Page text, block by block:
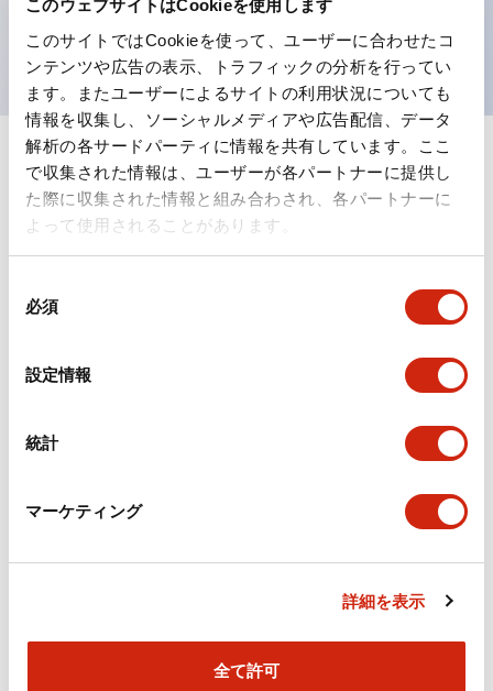
このウェブサイトはCookieを使用します
このサイトではCookieを使って、ユーザーに合わせたコ
ンテンツや広告の表示、トラフィックの分析を行ってい
ます。またユーザーによるサイトの利用状況についても
情報を収集し、ソーシャルメディアや広告配信、データ
解析の各サードパーティに情報を共有しています。ここ
で収集された情報は、ユーザーが各パートナーに提供し
た際に収集された情報と組み合わされ、各パートナーに
よって使用されることがあります。
必須
設定情報
統計
マーケティング
詳細を表示
全て許可
UL、CSA、TÜV、CCC認証品。
仕様 すべて展開
形状仕様
機械的仕様
取付設置仕様
ドキュメントとファイル